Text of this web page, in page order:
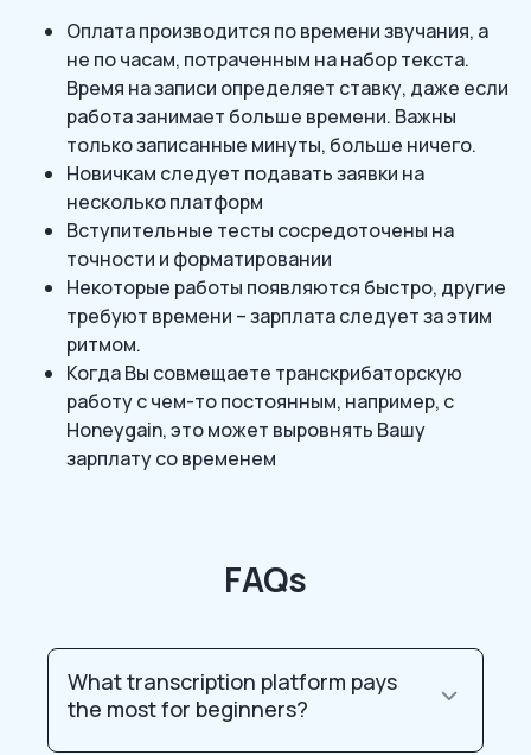
Оплата производится по времени звучания, а
не по часам, потраченным на набор текста.
Время на записи определяет ставку, даже если
работа занимает больше времени. Важны
только записанные минуты, больше ничего.
Новичкам следует подавать заявки на
несколько платформ
Вступительные тесты сосредоточены на
точности и форматировании
Некоторые работы появляются быстро, другие
требуют времени – зарплата следует за этим
ритмом.
Когда Вы совмещаете транскрибаторскую
работу с чем-то постоянным, например, с
Honeygain, это может выровнять Вашу
зарплату со временем
FAQs
What transcription platform pays
the most for beginners?